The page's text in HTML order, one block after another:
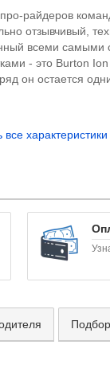
райдеров
отзывчивый,
всеми самыми
- это Burton
он остается
характеристики